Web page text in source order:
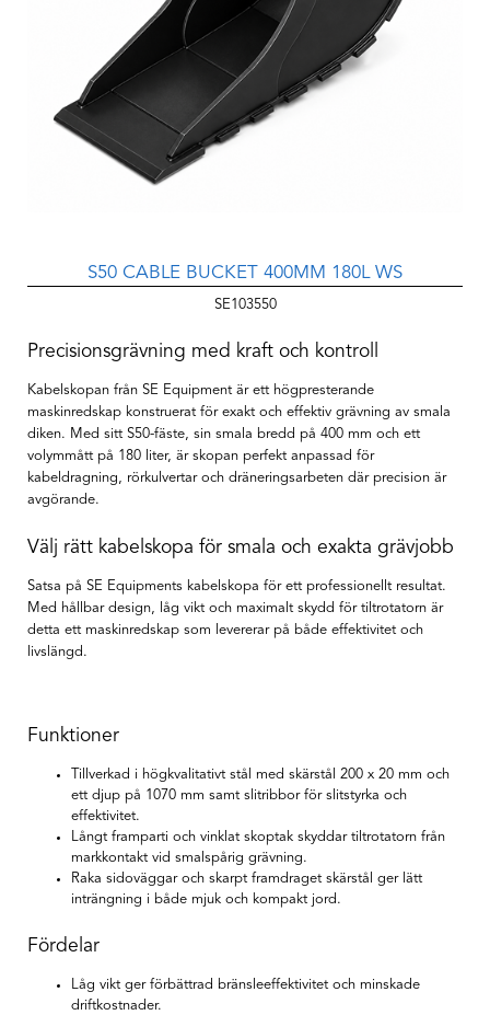
S50 CABLE BUCKET 400MM 180L WS
SE103550
Precisionsgrävning med kraft och kontroll
Kabelskopan från SE Equipment är ett högpresterande
maskinredskap konstruerat för exakt och effektiv grävning av smala
diken. Med sitt S50-fäste, sin smala bredd på 400 mm och ett
volymmått på 180 liter, är skopan perfekt anpassad för
kabeldragning, rörkulvertar och dräneringsarbeten där precision är
avgörande.
Välj rätt kabelskopa för smala och exakta grävjobb
Satsa på SE Equipments kabelskopa för ett professionellt resultat.
Med hållbar design, låg vikt och maximalt skydd för tiltrotatorn är
detta ett maskinredskap som levererar på både effektivitet och
livslängd.
Funktioner
Tillverkad i högkvalitativt stål med skärstål 200 x 20 mm och
ett djup på 1070 mm samt slitribbor för slitstyrka och
effektivitet.
Långt framparti och vinklat skoptak skyddar tiltrotatorn från
markkontakt vid smalspårig grävning.
Raka sidoväggar och skarpt framdraget skärstål ger lätt
inträngning i både mjuk och kompakt jord.
Fördelar
Låg vikt ger förbättrad bränsleeffektivitet och minskade
driftkostnader.